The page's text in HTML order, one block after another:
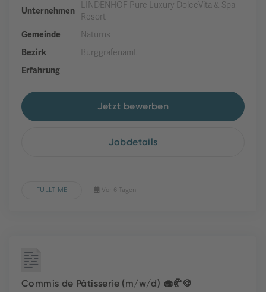
Unternehmen
LINDENHOF Pure Luxury DolceVita & Spa
Resort
Gemeinde
Naturns
Bezirk
Burggrafenamt
Erfahrung
Jetzt bewerben
Jobdetails
FULLTIME Vor 6 Tagen
Commis de Pâtisserie (m/w/d) 🧁🥐🍪